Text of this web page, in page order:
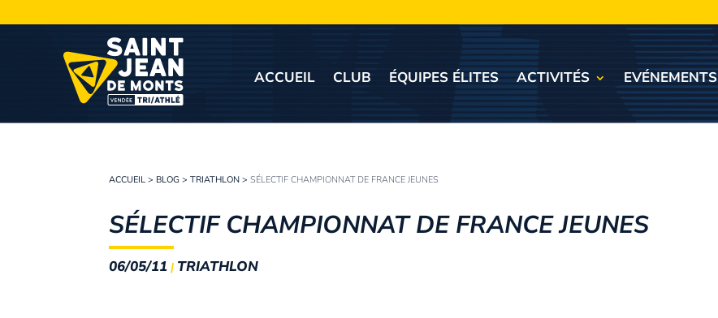
ACCUEIL CLUB ÉQUIPES ÉLITES ACTIVITÉS EVÉNEMENTS
ACCUEIL > BLOG >TRIATHLON >SÉLECTIF CHAMPIONNAT DE FRANCE JEUNES
SÉLECTIF CHAMPIONNAT DE FRANCE JEUNES
06/05/11 | TRIATHLON